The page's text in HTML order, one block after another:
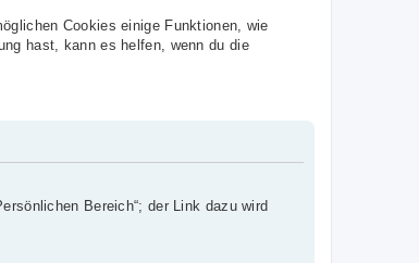
Cookies einige Funktionen, wie
hast, kann es helfen, wenn du die
Bereich“; der Link dazu wird